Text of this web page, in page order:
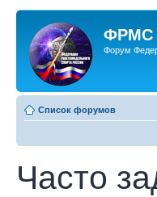
ФРМС
Форум
Список форумов
Часто